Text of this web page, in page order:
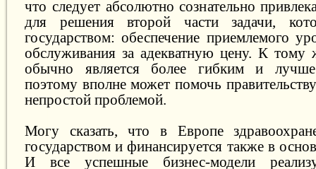
что следует абсолютно сознательно
для решения второй части задачи,
государством: обеспечение приемлемого
обслуживания за адекватную цену. К тому
обычно является более гибким и лучше
поэтому вполне может помочь
непростой проблемой.
Могу сказать, что в Европе
государством и финансируется также в
И все успешные бизнес-модели